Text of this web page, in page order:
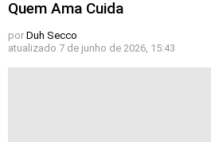
Quem Ama Cuida
por Duh Secco
atualizado 7 de junho de 2026, 15:43